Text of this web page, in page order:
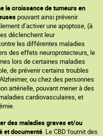
la croissance de tumeurs en
pouvant ainsi prévenir
d’activer une apoptose, (à
déclenchent leur
les différentes maladies
des effets neuroprotecteurs, le
lors de certaines maladies
de prévenir certains troubles
ou chez des personnes
artérielle, pouvant mener à des
cardiovasculaires, et
des maladies graves et/ou
et documenté. Le CBD fournit des